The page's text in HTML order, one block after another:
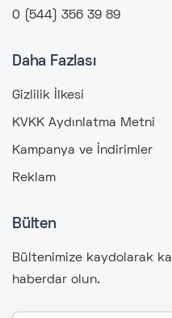
0 (544) 356 39 89
Daha Fazlası
Gizlilik İlkesi
KVKK Aydınlatma Metni
Kampanya ve İndirimler
Reklam
Bülten
Bültenimize kaydolarak
haberdar olun.